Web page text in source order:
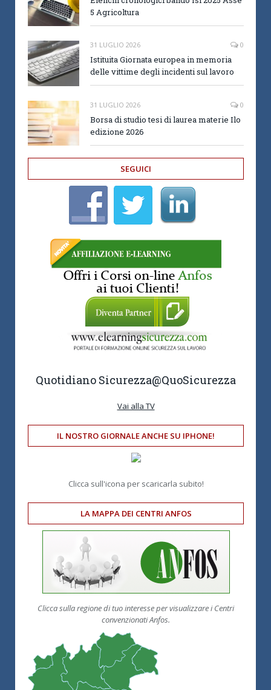
5 Agricoltura
31 LUGLIO 2026 0
Istituita Giornata europea in memoria
delle vittime degli incidenti sul lavoro
31 LUGLIO 2026 0
Borsa di studio tesi di laurea materie Ilo
edizione 2026
SEGUICI
Quotidiano Sicurezza@QuoSicurezza
Vai alla TV
IL NOSTRO GIORNALE ANCHE SU IPHONE!
Clicca sull'icona per scaricarla subito!
LA MAPPA DEI CENTRI ANFOS
Clicca sulla regione di tuo interesse per visualizzare i Centri
convenzionati Anfos.